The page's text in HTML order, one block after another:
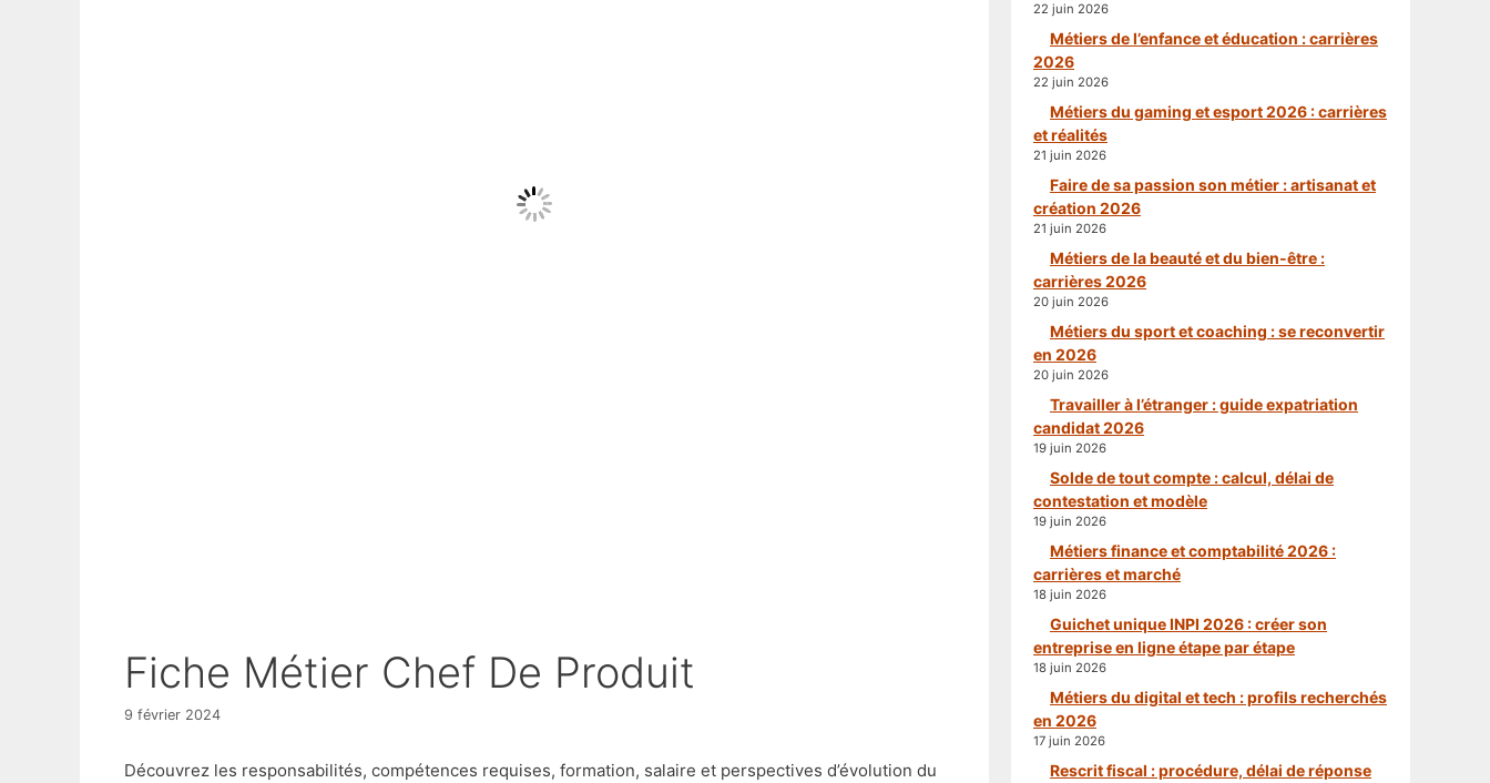
Fiche Métier Chef De Produit
9 février 2024
Découvrez les responsabilités, compétences requises, formation, salaire et perspectives d’évolution du
22 juin 2026
Métiers de l’enfance et éducation : carrières
2026
22 juin 2026
Métiers du gaming et esport 2026 : carrières
et réalités
21 juin 2026
Faire de sa passion son métier : artisanat et
création 2026
21 juin 2026
Métiers de la beauté et du bien-être :
carrières 2026
20 juin 2026
Métiers du sport et coaching : se reconvertir
en 2026
20 juin 2026
Travailler à l’étranger : guide expatriation
candidat 2026
19 juin 2026
Solde de tout compte : calcul, délai de
contestation et modèle
19 juin 2026
Métiers finance et comptabilité 2026 :
carrières et marché
18 juin 2026
Guichet unique INPI 2026 : créer son
entreprise en ligne étape par étape
18 juin 2026
Métiers du digital et tech : profils recherchés
en 2026
17 juin 2026
Rescrit fiscal : procédure, délai de réponse